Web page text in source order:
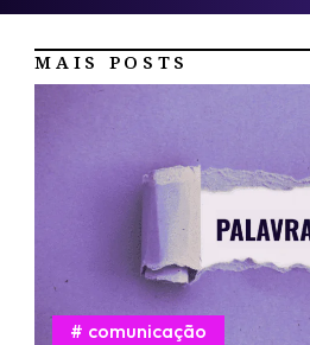
MAIS POSTS
comunicação